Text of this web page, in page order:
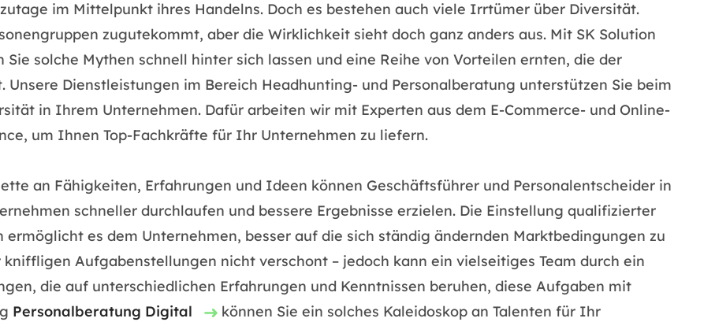
im Mittelpunkt ihres Handelns. Doch es bestehen auch viele Irrtümer über Diversität.
zugutekommt, aber die Wirklichkeit sieht doch ganz anders aus. Mit SK Solution
solche Mythen schnell hinter sich lassen und eine Reihe von Vorteilen ernten, die der
Unsere Dienstleistungen im Bereich Headhunting- und Personalberatung unterstützen Sie beim
in Ihrem Unternehmen. Dafür arbeiten wir mit Experten aus dem E-Commerce- und Online-
um Ihnen Top-Fachkräfte für Ihr Unternehmen zu liefern.
an Fähigkeiten, Erfahrungen und Ideen können Geschäftsführer und Personalentscheider in
schneller durchlaufen und bessere Ergebnisse erzielen. Die Einstellung qualifizierter
es dem Unternehmen, besser auf die sich ständig ändernden Marktbedingungen zu
Aufgabenstellungen nicht verschont – jedoch kann ein vielseitiges Team durch ein
die auf unterschiedlichen Erfahrungen und Kenntnissen beruhen, diese Aufgaben mit
Personalberatung Digital
können Sie ein solches Kaleidoskop an Talenten für Ihr